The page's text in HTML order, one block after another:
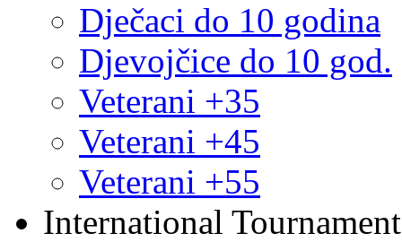
Dječaci do 10 godina
Djevojčice do 10 god.
Veterani +35
Veterani +45
Veterani +55
International